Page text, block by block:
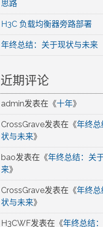
思路
H3C 负载均衡器旁路部署
年终总结：关于现状与未来
近期评论
admin发表在《十年》
CrossGrave发表在《年终总
状与未来》
bao发表在《年终总结：关
来》
CrossGrave发表在《年终总
状与未来》
H3CWF发表在《年终总结